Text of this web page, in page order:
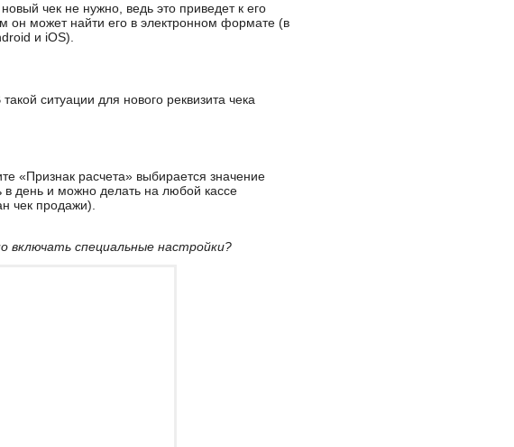
чек не нужно, ведь это приведет к его
он может найти его в электронном формате (в
и iOS).
ситуации для нового реквизита чека
«Признак расчета» выбирается значение
в день и можно делать на любой кассе
чек продажи).
включать специальные настройки?